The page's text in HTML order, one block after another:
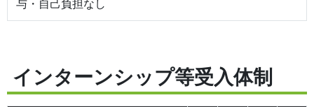
与・自己負担なし
インターンシップ等受入体制